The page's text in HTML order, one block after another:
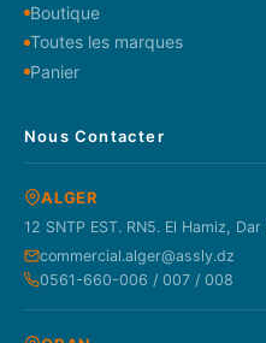
Boutique
Toutes les marques
Panier
Nous Contacter
ALGER
12 SNTP EST. RN5. El Hamiz,
commercial.alger@assly.dz
0561-660-006 / 007 / 008